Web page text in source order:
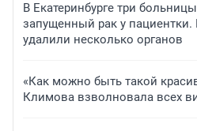
В Екатеринбурге три
запущенный рак у пациентки.
удалили несколько органов
«Как можно быть такой
Климова взволновала всех